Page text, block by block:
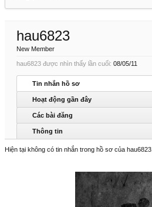
hau6823
New Member
hau6823 được nhìn thấy lần cuối: 08/05/11
Tin nhắn hồ sơ
Hoạt động gần đây
Các bài đăng
Thông tin
Hiện tại không có tin nhắn trong hồ sơ của hau6823.